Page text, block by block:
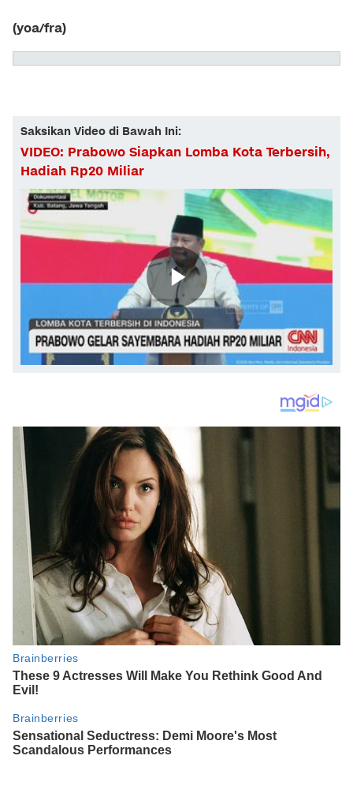
(yoa/fra)
Saksikan Video di Bawah Ini:
VIDEO: Prabowo Siapkan Lomba Kota Terbersih,
Hadiah Rp20 Miliar